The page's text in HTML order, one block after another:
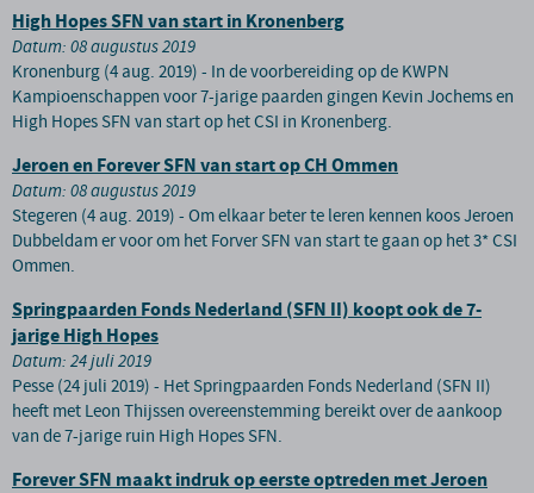
High Hopes SFN van start in Kronenberg
Datum: 08 augustus 2019
Kronenburg (4 aug. 2019) - In de voorbereiding op de KWPN
Kampioenschappen voor 7-jarige paarden gingen Kevin Jochems en
High Hopes SFN van start op het CSI in Kronenberg.
Jeroen en Forever SFN van start op CH Ommen
Datum: 08 augustus 2019
Stegeren (4 aug. 2019) - Om elkaar beter te leren kennen koos Jeroen
Dubbeldam er voor om het Forver SFN van start te gaan op het 3* CSI
Ommen.
Springpaarden Fonds Nederland (SFN II) koopt ook de 7-
jarige High Hopes
Datum: 24 juli 2019
Pesse (24 juli 2019) - Het Springpaarden Fonds Nederland (SFN II)
heeft met Leon Thijssen overeenstemming bereikt over de aankoop
van de 7-jarige ruin High Hopes SFN.
Forever SFN maakt indruk op eerste optreden met Jeroen